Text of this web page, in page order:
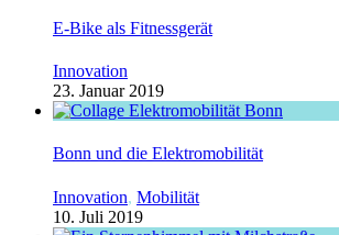
E-Bike als Fitnessgerät
Innovation
23. Januar 2019
Bonn und die Elektromobilität
Innovation, Mobilität
10. Juli 2019